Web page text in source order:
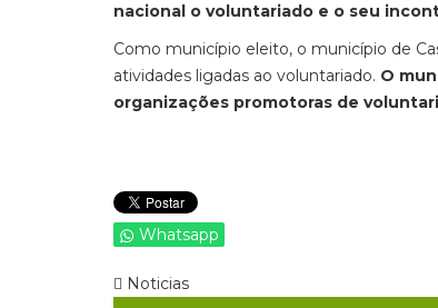
nacional o voluntariado e o seu
Como município eleito, o município de
atividades ligadas ao voluntariado. O
organizações promotoras de
Whatsapp
Noticias